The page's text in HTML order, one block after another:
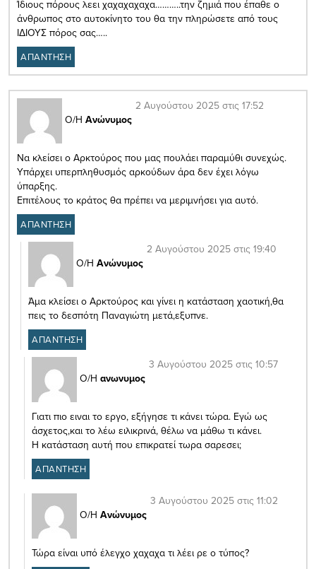
Ίδιους πόρους λεει χαχαχαχαχα………..την ζημιά που έπαθε ο
άνθρωπος στο αυτοκίνητο του θα την πληρώσετε από τους
ΙΔΙΟΥΣ πόρος σας…..
ΑΠΑΝΤΗΣΗ
Ο/Η Ανώνυμος
2 Αυγούστου 2025 στις 17:52
Να κλείσει ο Αρκτούρος που μας πουλάει παραμύθι συνεχώς.
Υπάρχει υπερπληθυσμός αρκούδων άρα δεν έχει λόγω
ύπαρξης.
Επιτέλους το κράτος θα πρέπει να μεριμνήσει για αυτό.
ΑΠΑΝΤΗΣΗ
Ο/Η Ανώνυμος
2 Αυγούστου 2025 στις 19:40
Άμα κλείσει ο Αρκτούρος και γίνει η κατάσταση χαοτική,θα
πεις το δεσπότη Παναγιώτη μετά,εξυπνε.
ΑΠΑΝΤΗΣΗ
Ο/Η ανωνυμος
3 Αυγούστου 2025 στις 10:57
Γιατι πιο ειναι το εργο, εξήγησε τι κάνει τώρα. Εγώ ως
άσχετος,και το λέω ειλικρινά, θέλω να μάθω τι κάνει.
Η κατάσταση αυτή που επικρατεί τωρα σαρεσει;
ΑΠΑΝΤΗΣΗ
Ο/Η Ανώνυμος
3 Αυγούστου 2025 στις 11:02
Τώρα είναι υπό έλεγχο χαχαχα τι λέει ρε ο τύπος?